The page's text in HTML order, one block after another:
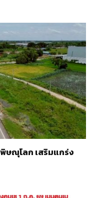
ษณุโลก เสริมแกร่ง